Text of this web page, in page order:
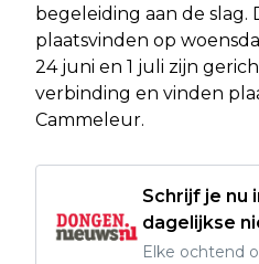
begeleiding aan de slag.
plaatsvinden op
24 juni en 1 juli zijn
verbinding en vinden
Cammeleur.
Schrijf je nu
dagelijkse
Elke ochtend